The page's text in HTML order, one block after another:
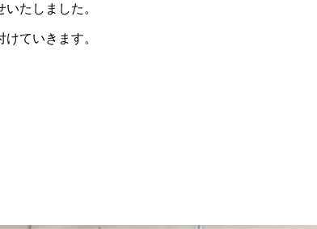
たしました。
ていきます。